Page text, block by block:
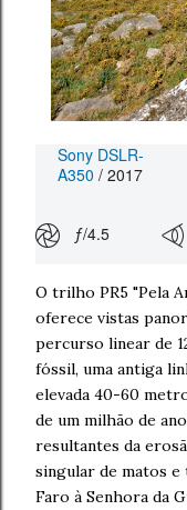
Sony DSLR-
A350 / 2017
ƒ/4.5
O trilho PR5 "Pela
oferece vistas
percurso linear de
fóssil, uma antiga
elevada 40-60
de um milhão de
resultantes da
singular de matos
Faro à Senhora da